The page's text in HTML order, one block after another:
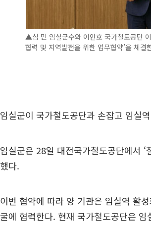
▲심 민 임실군수와 이안호 국가철도공단
협력 및 지역발전을 위한 업무협약’을 체
임실군이 국가철도공단과 손잡고 임실
임실군은 28일 대전국가철도공단에서
했다.
이번 협약에 따라 양 기관은 임실역 활
굴에 협력한다. 현재 국가철도공단은